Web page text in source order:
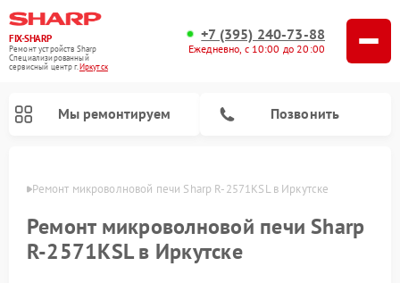
FIX-SHARP
Ремонт устройств Sharp
Специализированный
cервисный центр г.Иркутск
+7 (395) 240-73-88
Ежедневно, с 10:00 до 20:00
Мы ремонтируем Позвонить
Ремонт микроволновой печи Sharp R-2571KSL в Иркутске
Ремонт микроволновой печи Sharp
R-2571KSL в Иркутске